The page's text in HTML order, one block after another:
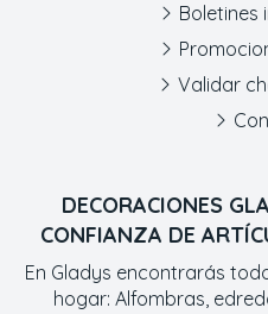
DECORACIONES
CONFIANZA DE
En Gladys encontrarás
hogar: Alfombras,
Boletines
Validar